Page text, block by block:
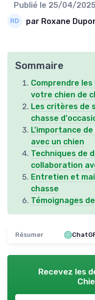
Publié le 25/04/2025
par Roxane
Sommaire
Comprendre
votre chien de
Les critères de
chasse
L'importance
avec un chien
Techniques de
collaboration
Entretien et
chasse
Témoignages
Résumer
Recevez les